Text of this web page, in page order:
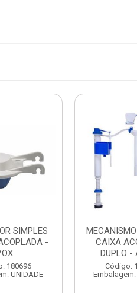
SIMPLES
-
180696
UNIDADE
CAIXA
DUPLO -
Código:
Embalagem: